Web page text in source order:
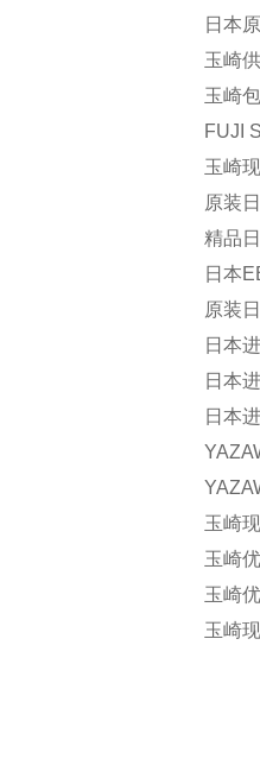
日本
玉崎
玉崎
FUJI
玉崎
原装
精品
日本
原装
日本
日本
日本
玉崎
玉崎
玉崎
玉崎